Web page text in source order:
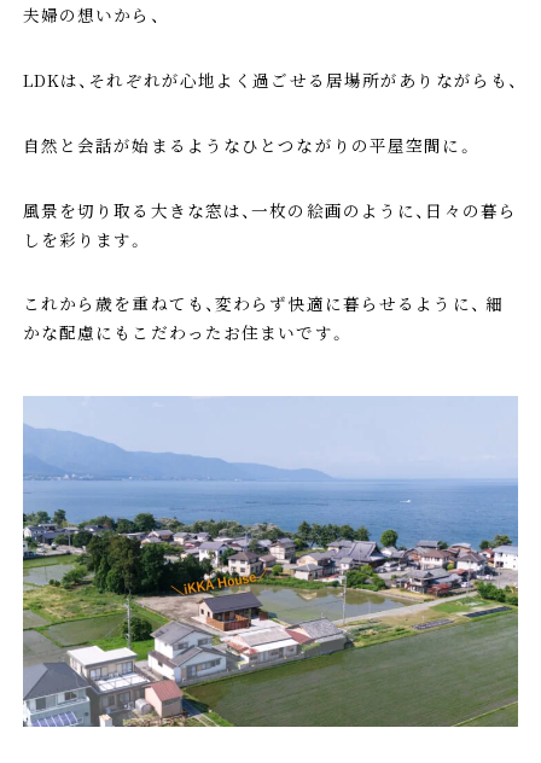
夫婦の想いから、
LDKは、それぞれが心地よく過ごせる居場所がありながらも、
自然と会話が始まるようなひとつながりの平屋空間に。
風景を切り取る大きな窓は、一枚の絵画のように、日々の暮ら
しを彩ります。
これから歳を重ねても、変わらず快適に暮らせるように、 細
かな配慮にもこだわったお住まいです。